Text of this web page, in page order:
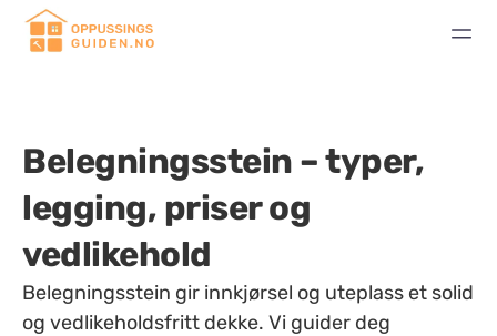
Belegningsstein – typer,
legging, priser og
vedlikehold
Belegningsstein gir innkjørsel og uteplass et solid
og vedlikeholdsfritt dekke. Vi guider deg